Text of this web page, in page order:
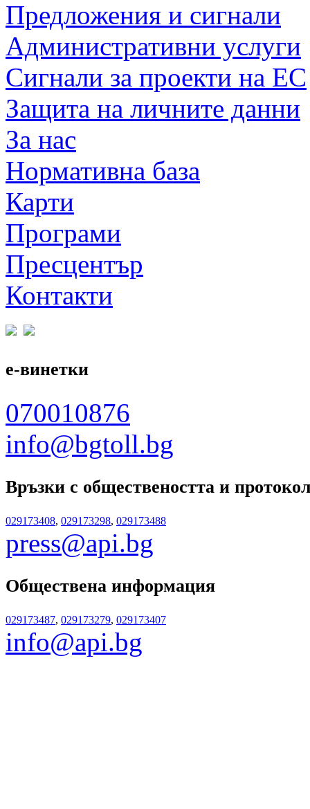
Предложения и сигнали
Административни услуги
Сигнали за проекти на ЕС
Защита на личните данни
За нас
Нормативна база
Карти
Програми
Пресцентър
Контакти
е-винетки
070010876
info@bgtoll.bg
Връзки с обществеността и
029173408, 029173298, 029173488
press@api.bg
Обществена информация
029173487, 029173279, 029173407
info@api.bg